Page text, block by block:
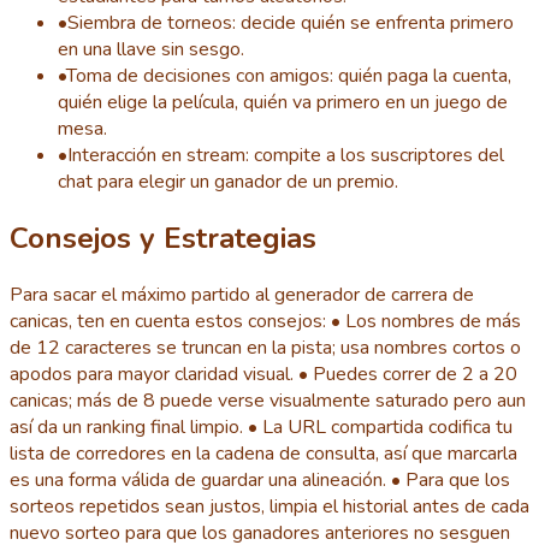
•Siembra de torneos: decide quién se enfrenta primero
en una llave sin sesgo.
•Toma de decisiones con amigos: quién paga la cuenta,
quién elige la película, quién va primero en un juego de
mesa.
•Interacción en stream: compite a los suscriptores del
chat para elegir un ganador de un premio.
Consejos y Estrategias
Para sacar el máximo partido al generador de carrera de
canicas, ten en cuenta estos consejos: • Los nombres de más
de 12 caracteres se truncan en la pista; usa nombres cortos o
apodos para mayor claridad visual. • Puedes correr de 2 a 20
canicas; más de 8 puede verse visualmente saturado pero aun
así da un ranking final limpio. • La URL compartida codifica tu
lista de corredores en la cadena de consulta, así que marcarla
es una forma válida de guardar una alineación. • Para que los
sorteos repetidos sean justos, limpia el historial antes de cada
nuevo sorteo para que los ganadores anteriores no sesguen